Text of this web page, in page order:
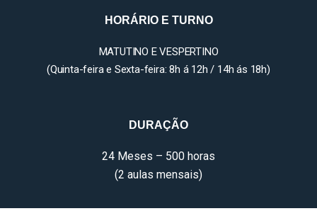
HORÁRIO E TURNO
MATUTINO E VESPERTINO
(Quinta-feira e Sexta-feira: 8h á 12h / 14h ás 18h)
DURAÇÃO
24 Meses – 500 horas
(2 aulas mensais)